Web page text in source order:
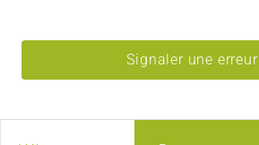
Signaler une erreur